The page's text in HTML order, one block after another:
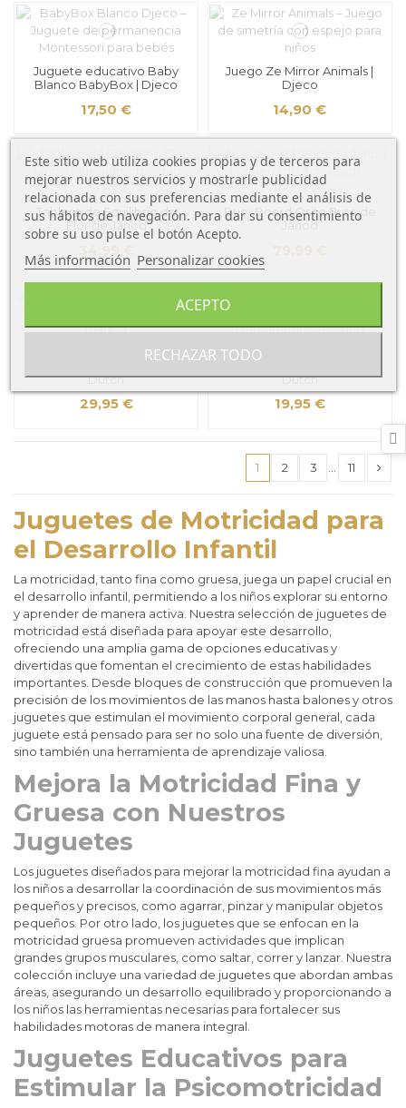
Juguete educativo Baby
Blanco BabyBox | Djeco
17,50 €
Juego Ze Mirror Animals |
Djeco
14,90 €
Tablero de Equilibrio de
Flor de Janod
Busy Board Osito Pure de
Janod
Caja regalo de punto
Dutch
29,95 €
Espiral Actividades
Dutch
19,95 €
1 2 3 11
Juguetes de Motricidad para
el Desarrollo Infantil
La motricidad, tanto fina como gruesa, juega un papel crucial en
el desarrollo infantil, permitiendo a los niños explorar su entorno
y aprender de manera activa. Nuestra selección de juguetes de
motricidad está diseñada para apoyar este desarrollo,
ofreciendo una amplia gama de opciones educativas y
divertidas que fomentan el crecimiento de estas habilidades
importantes. Desde bloques de construcción que promueven la
precisión de los movimientos de las manos hasta balones y otros
juguetes que estimulan el movimiento corporal general, cada
juguete está pensado para ser no solo una fuente de diversión,
sino también una herramienta de aprendizaje valiosa.
Mejora la Motricidad Fina y
Gruesa con Nuestros
Juguetes
Los juguetes diseñados para mejorar la motricidad fina ayudan a
los niños a desarrollar la coordinación de sus movimientos más
pequeños y precisos, como agarrar, pinzar y manipular objetos
pequeños. Por otro lado, los juguetes que se enfocan en la
motricidad gruesa promueven actividades que implican
grandes grupos musculares, como saltar, correr y lanzar. Nuestra
colección incluye una variedad de juguetes que abordan ambas
áreas, asegurando un desarrollo equilibrado y proporcionando a
los niños las herramientas necesarias para fortalecer sus
habilidades motoras de manera integral.
Juguetes Educativos para
Estimular la Psicomotricidad
Este sitio web utiliza cookies propias y de terceros para
mejorar nuestros servicios y mostrarle publicidad
relacionada con sus preferencias mediante el análisis de
sus hábitos de navegación. Para dar su consentimiento
sobre su uso pulse el botón Acepto.
Más información Personalizar cookies
RECHAZAR TODO
ACEPTO